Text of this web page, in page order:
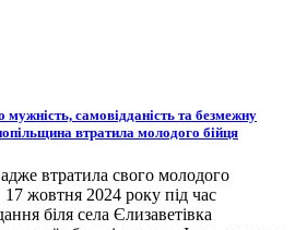
мужність, самовідданість та безмежну
втратила молодого бійця
втратила свого молодого
жовтня 2024 року під час
біля села Єлизаветівка